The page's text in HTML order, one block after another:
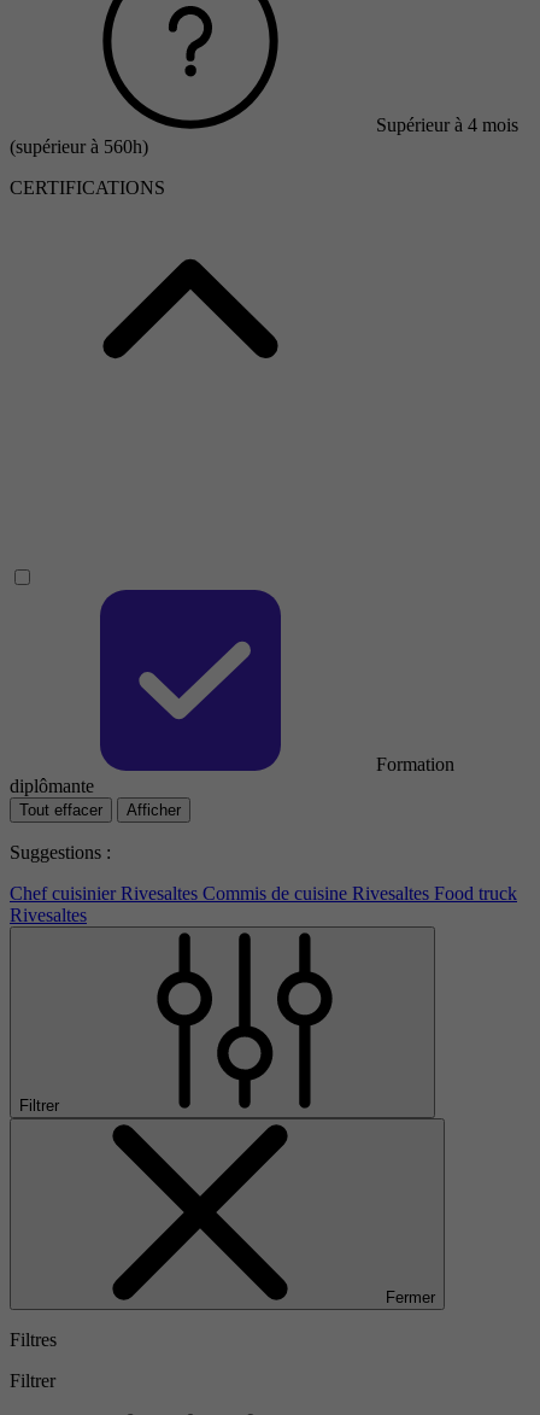
Supérieur à 4 mois
(supérieur à 560h)
CERTIFICATIONS
Formation
diplômante
Tout effacer Afficher
Suggestions :
Chef cuisinier Rivesaltes Commis de cuisine Rivesaltes Food truck
Rivesaltes
Filtrer
Fermer
Filtres
Filtrer